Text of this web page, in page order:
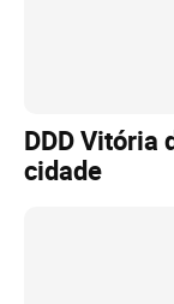
DDD Vitória
cidade